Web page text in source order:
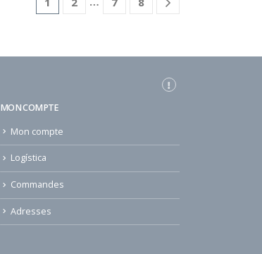
MON COMPTE
Mon compte
Logística
Commandes
Adresses